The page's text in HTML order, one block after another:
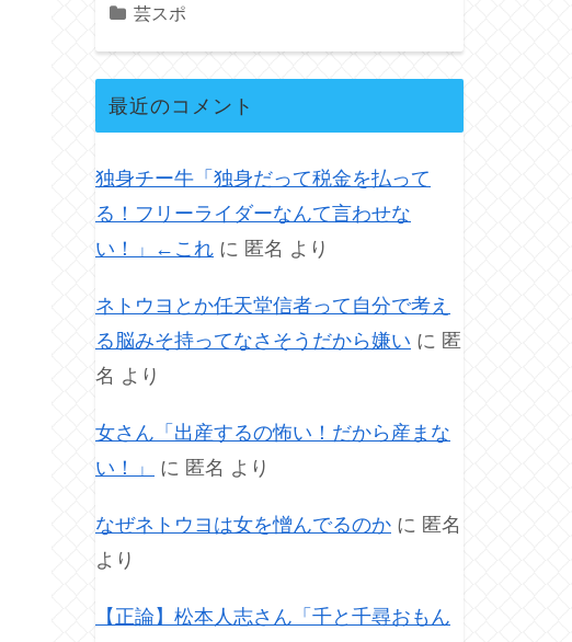
芸スポ
最近のコメント
独身チー牛「独身だって税金を払って
る！フリーライダーなんて言わせな
い！」←これ に 匿名 より
ネトウヨとか任天堂信者って自分で考え
る脳みそ持ってなさそうだから嫌い に 匿
名 より
女さん「出産するの怖い！だから産まな
い！」
に 匿名 より
なぜネトウヨは女を憎んでるのか に 匿名
より
【正論】松本人志さん「千と千尋おもん